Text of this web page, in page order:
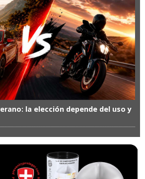
la elección depende del uso y